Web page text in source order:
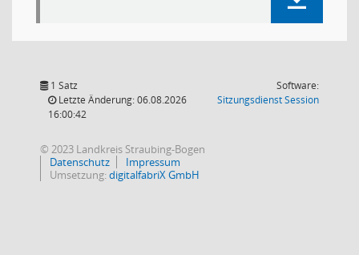
1 Satz
Letzte Änderung: 06.08.2026
16:00:42
Software:
SitzungsdienstSession(Wird in
© 2023 Landkreis Straubing-Bogen
Datenschutz
Impressum
Umsetzung:digitalfabriX GmbH